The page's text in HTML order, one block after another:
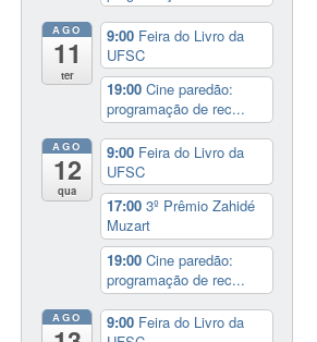
AGO
11
ter
9:00 Feira do Livro da
UFSC
19:00Cine paredão:
programação de rec...
AGO
12
qua
9:00 Feira do Livro da
UFSC
17:003º Prêmio Zahidé
Muzart
19:00Cine paredão:
programação de rec...
AGO 9:00 Feira do Livro da